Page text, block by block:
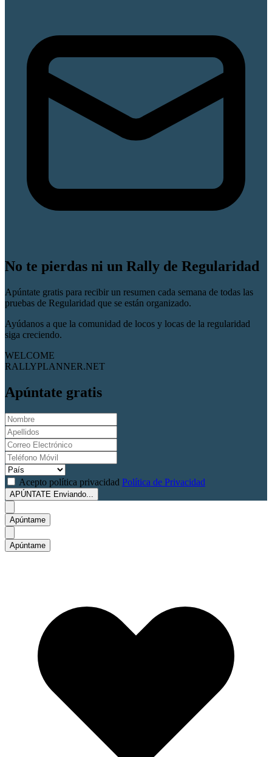
No te pierdas ni un Rally de Regularidad
Apúntate gratis para recibir un resumen cada semana de todas las
pruebas de Regularidad que se están organizado.
Ayúdanos a que la comunidad de locos y locas de la regularidad
siga creciendo.
WELCOME
RALLYPLANNER.NET
Apúntate gratis
Acepto política privacidad Política de Privacidad
APÚNTATE Enviando...
Apúntame
Apúntame